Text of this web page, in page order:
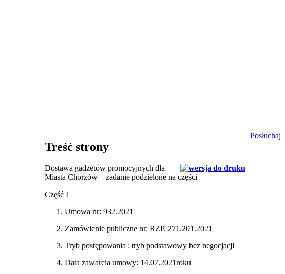
Posłuchaj
Treść strony
Dostawa gadżetów promocyjnych dla
Miasta Chorzów – zadanie podzielone na części
Część I
Umowa nr: 932.2021
Zamówienie publiczne nr: RZP. 271.201.2021
Tryb postępowania : tryb podstawowy bez negocjacji
Data zawarcia umowy: 14.07.2021roku